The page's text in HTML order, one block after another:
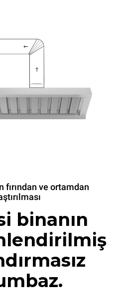
fırından ve ortamdan
binanın